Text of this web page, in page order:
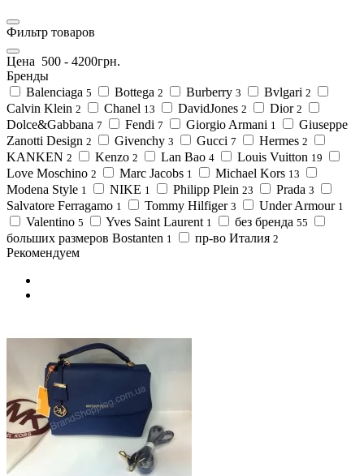
Фильтр товаров
Цена 500 - 4200грн.
Бренды
Balenciaga 5 Bottega 2 Burberry 3 Bvlgari 2
Calvin Klein 2 Chanel 13 DavidJones 2 Dior 2
Dolce&Gabbana 7 Fendi 7 Giorgio Armani 1
Giuseppe
Zanotti Design 2 Givenchy 3 Gucci 7 Hermes 2
KANKEN 2 Kenzo 2 Lan Bao 4 Louis Vuitton 19
Love Moschino 2 Marc Jacobs 1 Michael Kors 13
Modena Style 1 NIKE 1 Philipp Plein 23 Prada 3
Salvatore Ferragamo 1 Tommy Hilfiger 3 Under Armour 1
Valentino 5 Yves Saint Laurent 1 без бренда 55
больших размеров Bostanten 1 пр-во Италия 2
Рекомендуем